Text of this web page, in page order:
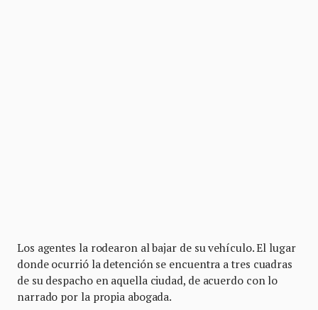
Los agentes la rodearon al bajar de su vehículo. El lugar
donde ocurrió la detención se encuentra a tres cuadras
de su despacho en aquella ciudad, de acuerdo con lo
narrado por la propia abogada.